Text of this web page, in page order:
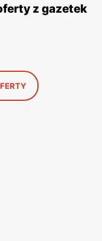
z gazetek